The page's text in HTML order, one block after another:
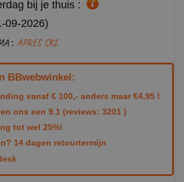
bij je thuis :
09-2026)
: APRES SKI
BBwebwinkel:
vanaf € 100,- anders maar €4,95 !
ons een 9.1 (reviews: 3201 )
tot wel 25%!
14 dagen retourtermijn